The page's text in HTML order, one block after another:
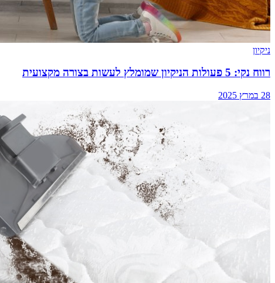
ניקיון
רווח נקי: 5 פעולות הניקיון שמומלץ לעשות בצורה מקצועית
28 במרץ 2025